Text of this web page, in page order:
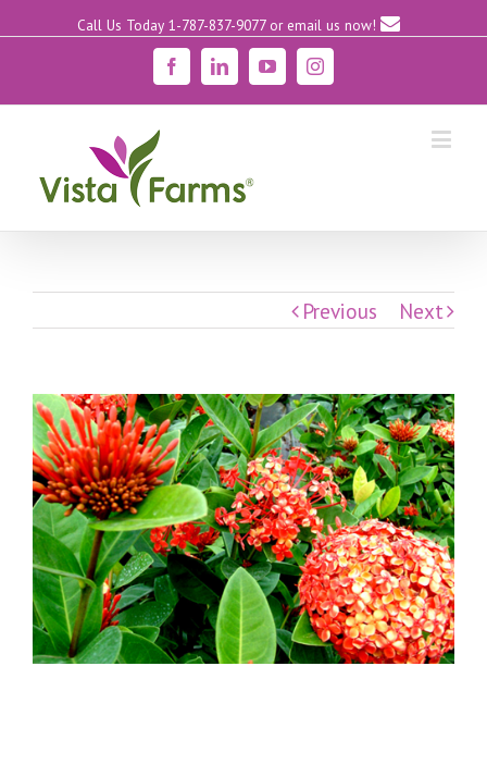
Call Us Today 1-787-837-9077 or email us now!
FacebookLinkedinYouTubeInstagram
Previous Next